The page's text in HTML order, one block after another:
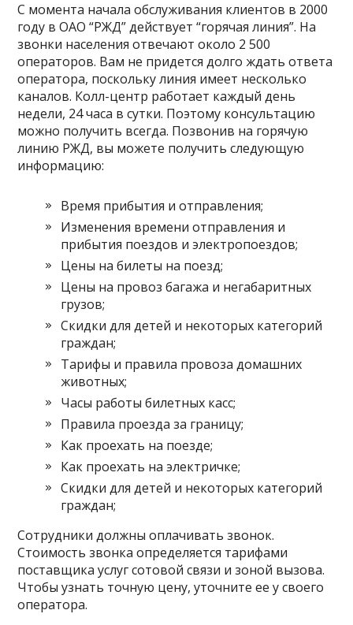
С момента начала обслуживания клиентов в 2000
году в ОАО “РЖД” действует “горячая линия”. На
звонки населения отвечают около 2 500
операторов. Вам не придется долго ждать ответа
оператора, поскольку линия имеет несколько
каналов. Колл-центр работает каждый день
недели, 24 часа в сутки. Поэтому консультацию
можно получить всегда. Позвонив на горячую
линию РЖД, вы можете получить следующую
информацию:
Время прибытия и отправления;
Изменения времени отправления и
прибытия поездов и электропоездов;
Цены на билеты на поезд;
Цены на провоз багажа и негабаритных
грузов;
Скидки для детей и некоторых категорий
граждан;
Тарифы и правила провоза домашних
животных;
Часы работы билетных касс;
Правила проезда за границу;
Как проехать на поезде;
Как проехать на электричке;
Скидки для детей и некоторых категорий
граждан;
Сотрудники должны оплачивать звонок.
Стоимость звонка определяется тарифами
поставщика услуг сотовой связи и зоной вызова.
Чтобы узнать точную цену, уточните ее у своего
оператора.